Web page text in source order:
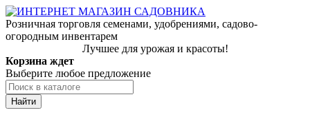
Розничная торговля семенами, удобрениями, садово-
огородным инвентарем
Лучшее для урожая и красоты!
Корзина ждет
Выберите любое предложение
Найти